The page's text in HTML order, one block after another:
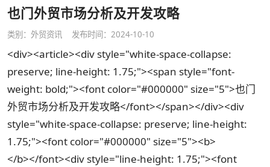
也门外贸市场分析及开发攻略
类别： 外贸资讯 发布时间：2024-10-10
<div><article><div style="white-space-collapse:
preserve; line-height: 1.75;"><span style="font-
weight: bold;"><font color="#000000" size="5">也门
外贸市场分析及开发攻略</font></span></div><div
style="white-space-collapse: preserve; line-height:
1.75;"><font color="#000000" size="5"><b>
</b></font><div style="line-height: 1.75;"><font